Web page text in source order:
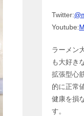
Twitter:
Youtube:
ラーメン
も大好き
拡張型心
的に正常
健康を損
す。